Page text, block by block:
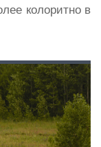
колоритно в